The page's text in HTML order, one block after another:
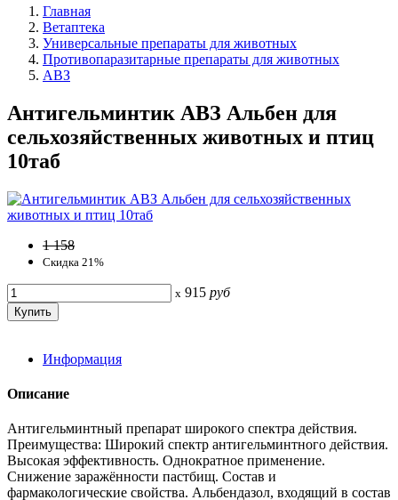
Главная
Ветаптека
Универсальные препараты для животных
Противопаразитарные препараты для животных
АВЗ
Антигельминтик АВЗ Альбен для
сельхозяйственных животных и птиц
10таб
1 158
Скидка 21%
x 915 руб
Информация
Описание
Антигельминтный препарат широкого спектра действия.
Преимущества: Широкий спектр антигельминтного действия.
Высокая эффективность. Однократное применение.
Снижение заражённости пастбищ. Состав и
фармакологические свойства. Альбендазол, входящий в состав